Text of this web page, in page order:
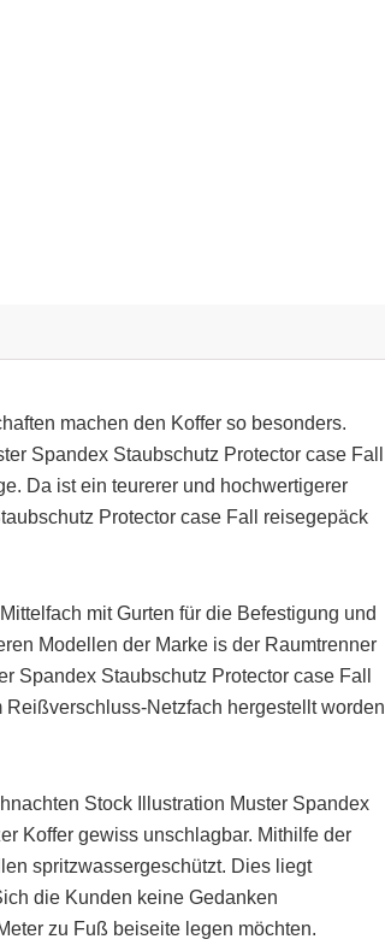
machen den Koffer so besonders.
Spandex Staubschutz Protector case Fall
Da ist ein teurerer und hochwertigerer
Protector case Fall reisegepäck
mit Gurten für die Befestigung und
Modellen der Marke is der Raumtrenner
Spandex Staubschutz Protector case Fall
Netzfach hergestellt worden
Stock Illustration Muster Spandex
Koffer gewiss unschlagbar. Mithilfe der
spritzwassergeschützt. Dies liegt
die Kunden keine Gedanken
zu Fuß beiseite legen möchten.